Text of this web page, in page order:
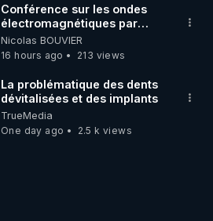
Conférence sur les ondes
électromagnétiques par
Grégoire Caustru et Bart de
Wever !
Nicolas BOUVIER
16 hours ago
213 views
La problématique des dents
dévitalisées et des implants
TrueMedia
One day ago
2.5 k views